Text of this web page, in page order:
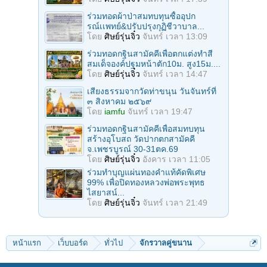
ร่วมทอดผ้าป่าสมทบทุนซื้ออุปก
รณ์เเพทย์&ปรับปรุงกุฏิชีวาบาล...
โดย ศิษย์รุ่นจิ๋ว จันทร์ เวลา 13:09
ร่วมทอดกฐินสามัคคีเพื่อตกแต่งทำสี
สมเด็จองค์ปฐมหน้าตัก10ม. สูง15ม....
โดย ศิษย์รุ่นจิ๋ว จันทร์ เวลา 14:47
เสียงธรรมจากวัดท่าขนุน วันจันทร์ที่
๓ สิงหาคม ๒๕๖๙
โดย iamfu จันทร์ เวลา 19:47
ร่วมทอดกฐินสามัคคีเพื่อสมทบทุน
สร้างอุโบสถ วัดปากตกสามัคคี
จ.เพชรบูรณ์ 30-31ตค.69
โดย ศิษย์รุ่นจิ๋ว อังคาร เวลา 11:05
ร่วมทําบุญแผ่นทองคำแท้คัดพิเศษ
99% เพื่อปิดทองหลวงพ่อพระพุทธ
ไสยาสน์...
โดย ศิษย์รุ่นจิ๋ว จันทร์ เวลา 21:49
หน้าแรก เว็บบอร์ด ทั่วไป จักรวาลคู่ขนาน